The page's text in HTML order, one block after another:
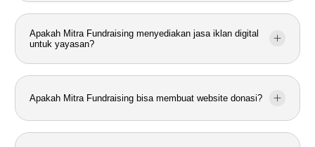
Apakah Mitra Fundraising menyediakan jasa iklan digital
untuk yayasan?
Apakah Mitra Fundraising bisa membuat website donasi?